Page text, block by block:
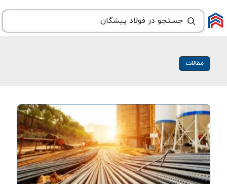
مقالات